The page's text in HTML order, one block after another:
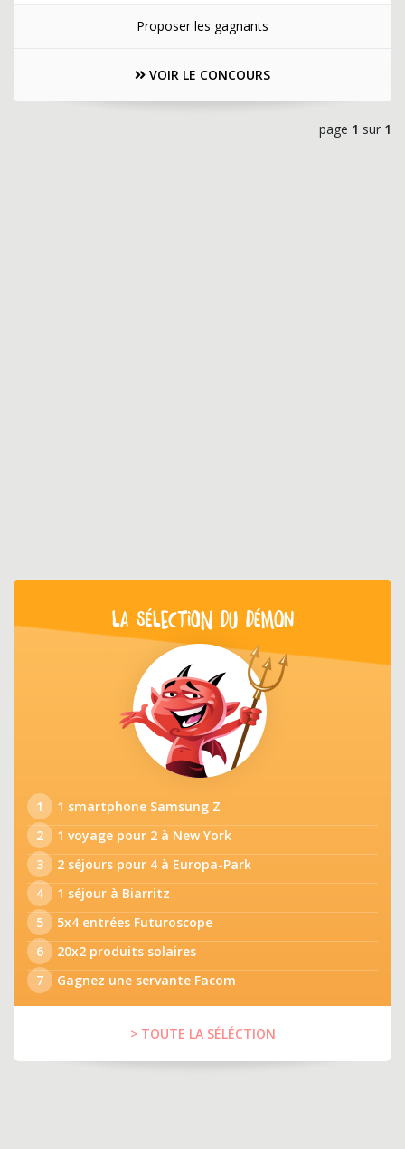
Proposer les gagnants
VOIR LE CONCOURS
page 1 sur 1
LA SÉLECTION DU DÉMON
1
1 smartphone Samsung Z
2
1 voyage pour 2 à New York
3
2 séjours pour 4 à Europa-Park
4
1 séjour à Biarritz
5
5x4 entrées Futuroscope
6
20x2 produits solaires
7
Gagnez une servante Facom
> TOUTE LA SÉLÉCTION